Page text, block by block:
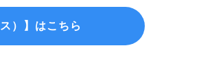
）】はこちら